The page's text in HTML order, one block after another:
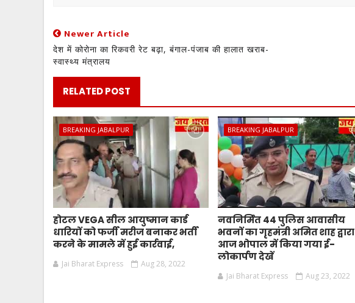
Newer Article
देश में कोरोना का रिकवरी रेट बढ़ा, बंगाल-पंजाब की हालात खराब-
स्वास्थ्य मंत्रालय
RELATED POST
BREAKING JABALPUR
होटल VEGA सील आयुष्मान कार्ड
धारियों को फर्जी मरीज बनाकर भर्ती
करने के मामले में हुई कार्रवाई,
Jai Bharat Express Aug 28, 2022
BREAKING JABALPUR
नवनिर्मित 44 पुलिस आवासीय
भवनों का गृहमंत्री अमित शाह द्वारा
आज भोपाल में किया गया ई-
लोकार्पण देखें
Jai Bharat Express Aug 23, 2022